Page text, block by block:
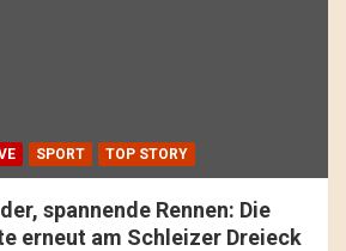
SPORT TOP STORY
spannende Rennen: Die
erneut am Schleizer Dreieck